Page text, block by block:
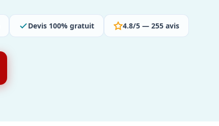
Devis 100% gratuit 4.8/5 — 255 avis